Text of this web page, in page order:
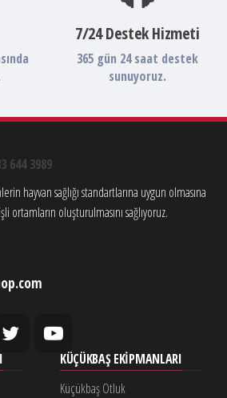
7/24 Destek Hizmeti
365 gün 24 saat destek
sunuyoruz.
hayvan sağlığı standartlarına uygun olmasına
ortamların oluşturulmasını sağlıyoruz.
KÜÇÜKBAŞ EKIPMANLARI
Küçükbaş Otluk